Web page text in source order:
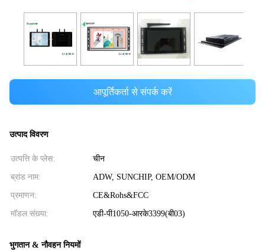
आपूर्तिकर्ता से संपर्क करें
उत्पाद विवरण
उत्पत्ति के प्लेस: चीन
ब्रांड नाम: ADW, SUNCHIP, OEM/ODM
प्रमाणन: CE&Rohs&FCC
मॉडल संख्या: एडी-पी1050-आरके3399(बी03)
भुगतान & नौवहन नियमों